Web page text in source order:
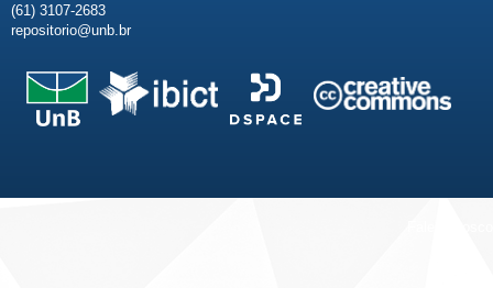
(61) 3107-2683
repositorio@unb.br